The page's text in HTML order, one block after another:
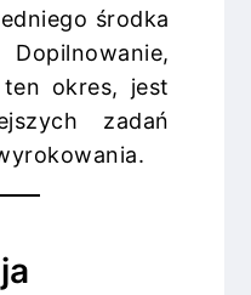
środka
ten okres, jest
zadań